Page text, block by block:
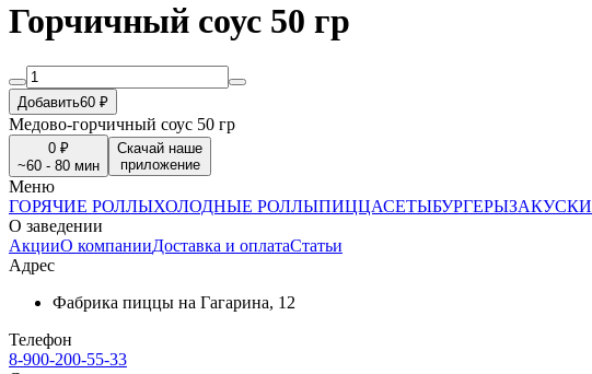
Горчичный соус 50 гр
Добавить60 ₽
Медово-горчичный соус 50 гр
0 ₽
~60 - 80 мин
Скачай наше
приложение
Меню
ГОРЯЧИЕ РОЛЛЫХОЛОДНЫЕ РОЛЛЫПИЦЦАСЕТЫБУРГЕРЫЗАКУСКИ
О заведении
АкцииО компанииДоставка и оплатаСтатьи
Адрес
Фабрика пиццы на Гагарина, 12
Телефон
8-900-200-55-33